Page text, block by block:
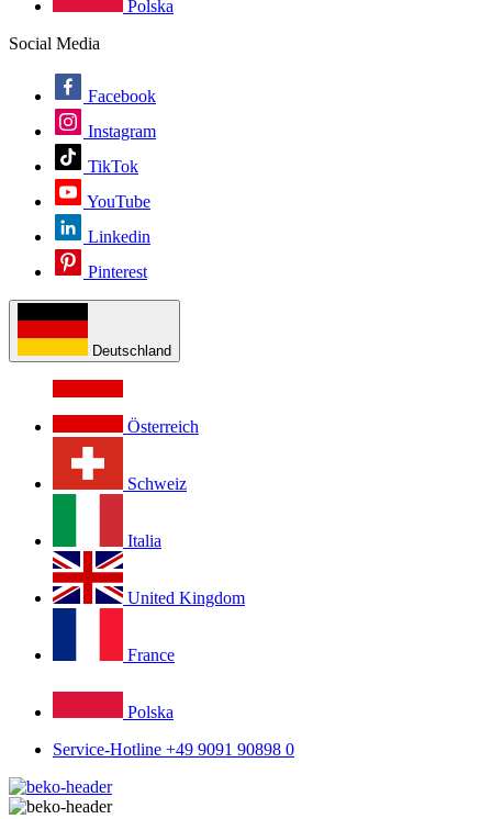
Polska
Social Media
Facebook
Instagram
TikTok
YouTube
Linkedin
Pinterest
Deutschland
Österreich
Schweiz
Italia
United Kingdom
France
Polska
Service-Hotline +49 9091 90898 0